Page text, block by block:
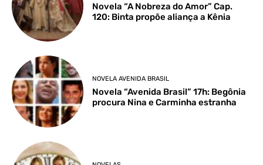
Novela “A Nobreza do Amor” Cap.
120: Binta propõe aliança a Kênia
NOVELA AVENIDA BRASIL
Novela “Avenida Brasil” 17h: Begônia
procura Nina e Carminha estranha